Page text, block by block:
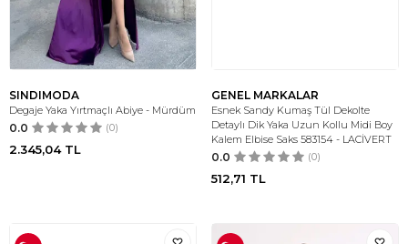
SINDIMODA
Degaje Yaka Yırtmaçlı Abiye - Mürdüm
0.0 (0)
2.345,04TL
GENEL MARKALAR
Esnek Sandy Kumaş Tül Dekolte
Detaylı Dik Yaka Uzun Kollu Midi Boy
Kalem Elbise Saks 583154 - LACİVERT
0.0 (0)
512,71 TL